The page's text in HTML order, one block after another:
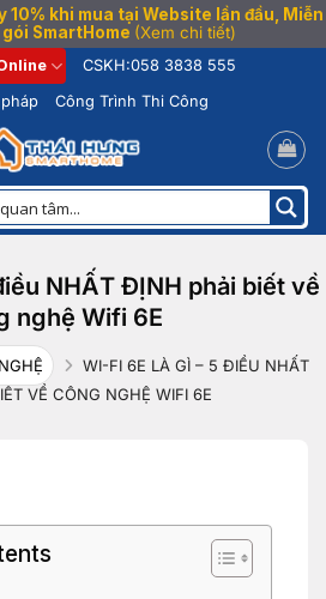
10% khi mua tại Website lần đầu, Miễn
SmartHome (Xem chi tiết)
CSKH:058 3838 555
Công Trình Thi Công
NHẤT ĐỊNH phải biết về
nghệ Wifi 6E
WI-FI 6E LÀ GÌ – 5 ĐIỀU NHẤT
VỀ CÔNG NGHỆ WIFI 6E